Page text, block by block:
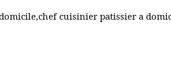
cuisinier patissier a